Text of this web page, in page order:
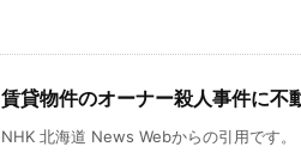
賃貸物件のオーナー殺人事件に不
NHK 北海道 News Webからの引用です